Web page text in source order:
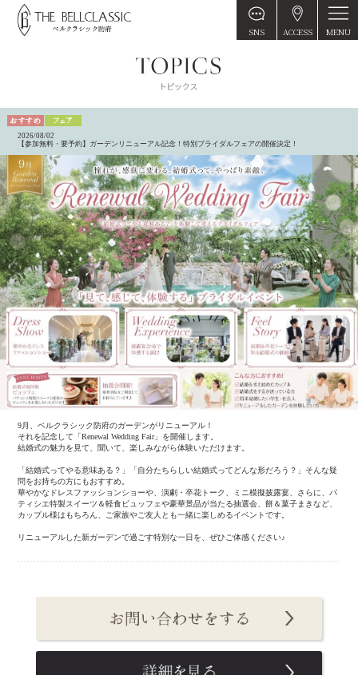
SNS ACCESS MENU
2026/08/02
【参加無料・要予約】ガーデンリニューアル記念！特別ブライダルフェアの開催決定！
9月、ベルクラシック防府のガーデンがリニューアル！
それを記念して「Renewal Wedding Fair」を開催します。
結婚式の魅力を見て、聞いて、楽しみながら体験いただけます。
「結婚式ってやる意味ある？」「自分たちらしい結婚式ってどんな形だろう？」そんな疑
問をお持ちの方にもおすすめ。
華やかなドレスファッションショーや、演劇・卒花トーク、ミニ模擬披露宴、さらに、パ
ティシエ特製スイーツ＆軽食ビュッフェや豪華景品が当たる抽選会、餅＆菓子まきなど、
カップル様はもちろん、ご家族やご友人とも一緒に楽しめるイベントです。
リニューアルした新ガーデンで過ごす特別な一日を、ぜひご体感ください♪